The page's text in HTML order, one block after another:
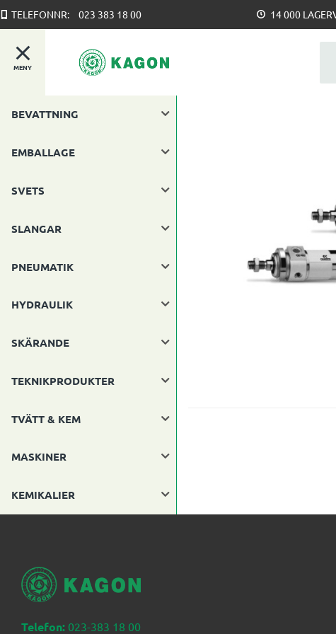
TELEFONNR: 023 383 18 00 14 000
MENY
BEVATTNING
EMBALLAGE
SVETS
SLANGAR
PNEUMATIK
HYDRAULIK
SKÄRANDE
TEKNIKPRODUKTER
TVÄTT & KEM
MASKINER
KEMIKALIER
Telefon: 023-383 18 00